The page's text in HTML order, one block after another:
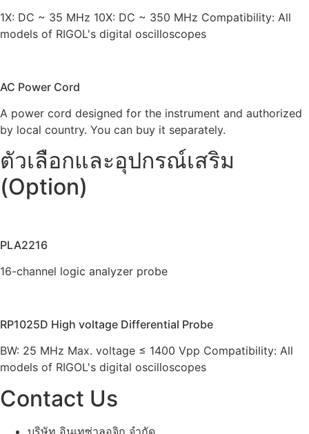
1X: DC ~ 35 MHz 10X: DC ~ 350 MHz Compatibility: All
models of RIGOL's digital oscilloscopes
AC Power Cord
A power cord designed for the instrument and authorized
by local country. You can buy it separately.
ตัวเลือกและอุปกรณ์เสริม
(Option)
PLA2216
16-channel logic analyzer probe
RP1025D High voltage Differential Probe
BW: 25 MHz Max. voltage ≤ 1400 Vpp Compatibility: All
models of RIGOL's digital oscilloscopes
Contact Us
บริษัท อินเทซ่าลอจิก จำกัด